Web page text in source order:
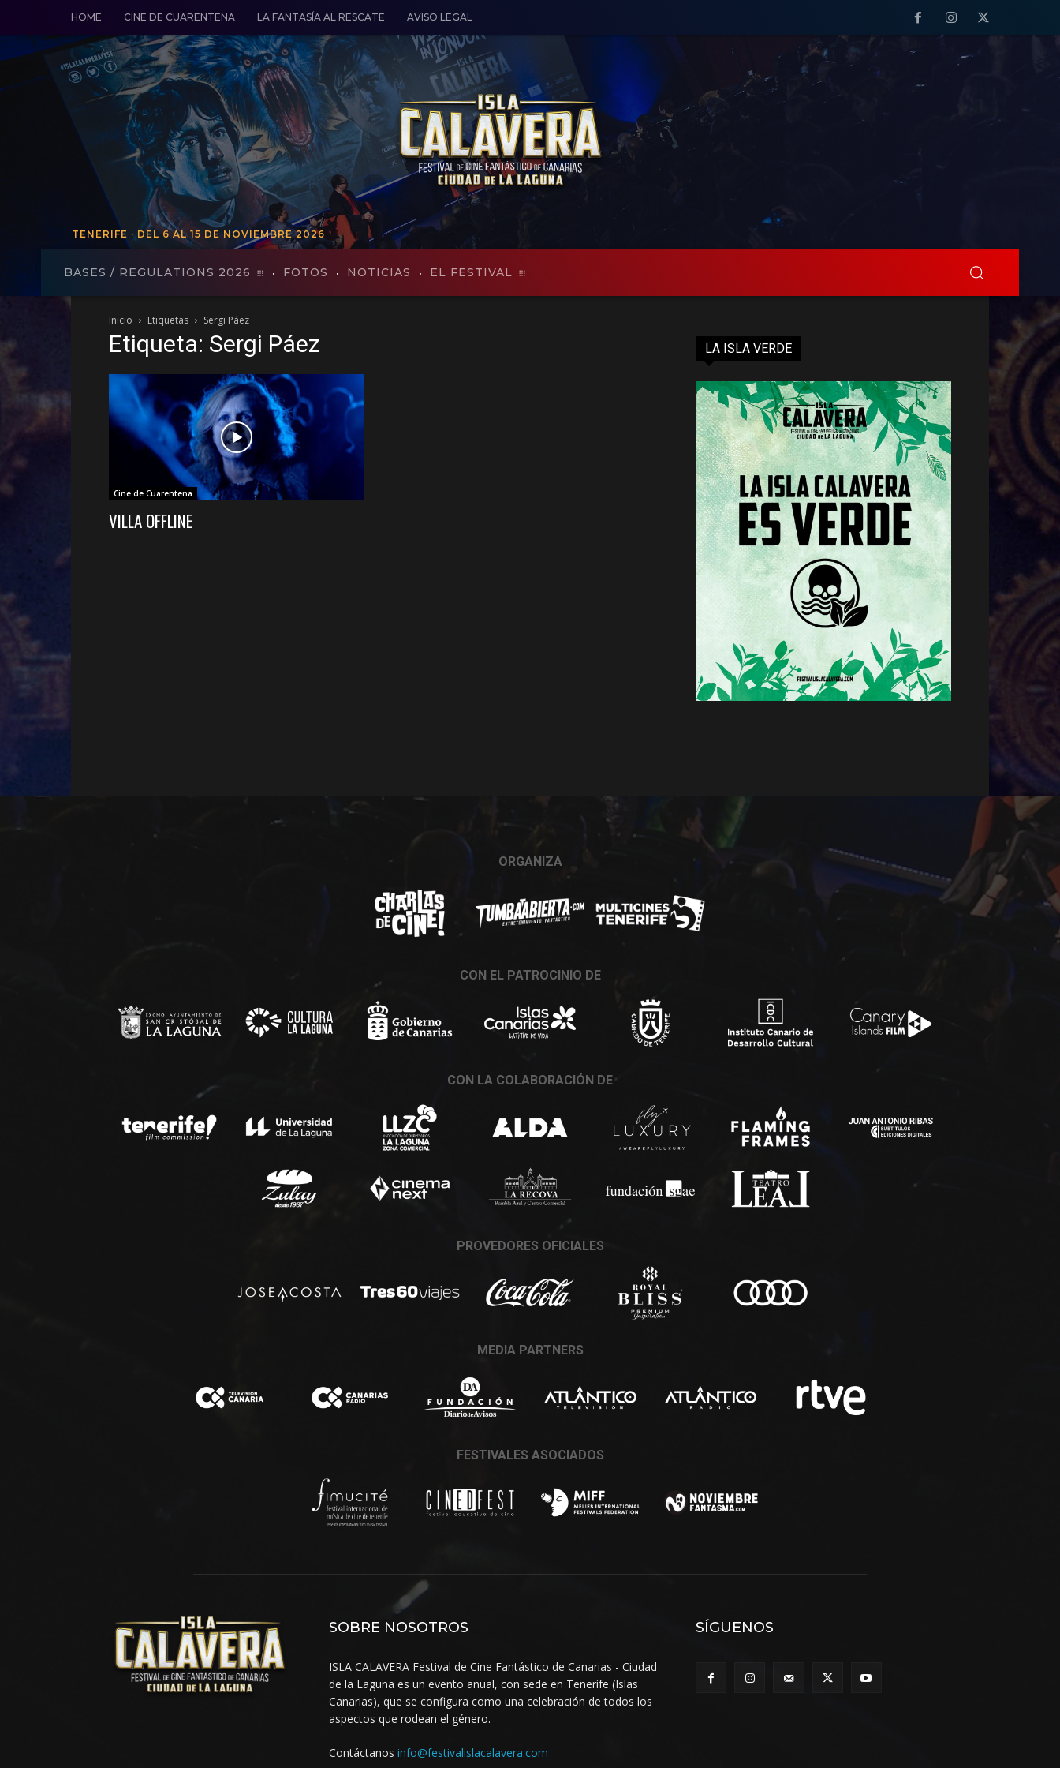
HOME CINE DE CUARENTENA LA FANTASÍA AL RESCATE AVISO LEGAL
TENERIFE · DEL 6 AL 15 DE NOVIEMBRE 2026
BASES / REGULATIONS 2026 FOTOS NOTICIAS EL FESTIVAL
Inicio Etiquetas Sergi Páez
Etiqueta: Sergi Páez
Cine de Cuarentena
VILLA OFFLINE
LA ISLA VERDE
ORGANIZA
CON EL PATROCINIO DE
CON LA COLABORACIÓN DE
PROVEDORES OFICIALES
MEDIA PARTNERS
FESTIVALES ASOCIADOS
SOBRE NOSOTROS
ISLA CALAVERA Festival de Cine Fantástico de Canarias - Ciudad
de la Laguna es un evento anual, con sede en Tenerife (Islas
Canarias), que se configura como una celebración de todos los
aspectos que rodean el género.
Contáctanos info@festivalislacalavera.com
SÍGUENOS